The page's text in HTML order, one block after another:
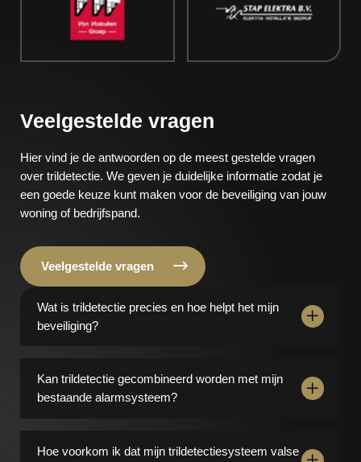
Veelgestelde vragen
Hier vind je de antwoorden op de meest gestelde vragen
over trildetectie. We geven je duidelijke informatie zodat je
een goede keuze kunt maken voor de beveiliging van jouw
woning of bedrijfspand.
Veelgestelde vragen
Wat is trildetectie precies en hoe helpt het mijn
beveiliging?
woning of bedrijfspand. Hierdoor detecteert het direct
pogingen tot inbraak, zoals het forceren van ramen of
Kan trildetectie gecombineerd worden met mijn
bestaande alarmsysteem?
huidige alarmsysteem of domoticasysteem. Zo zorg je
Hoe voorkom ik dat mijn trildetectiesysteem valse